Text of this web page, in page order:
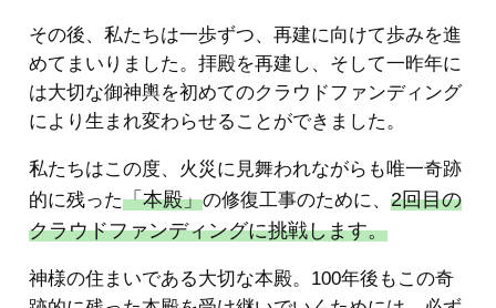
その後、私たちは一歩ずつ、再建に向けて歩みを進
めてまいりました。拝殿を再建し、そして一昨年に
は大切な御神輿を初めてのクラウドファンディング
により生まれ変わらせることができました。
私たちはこの度、火災に見舞われながらも唯一奇跡
的に残った「本殿」の修復工事のために、 2回目の
クラウドファンディングに挑戦します。
神様の住まいである大切な本殿。100年後もこの奇